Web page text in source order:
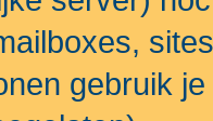
gebruik